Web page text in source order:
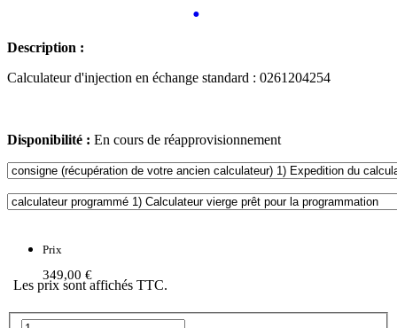
•
Description :
Calculateur d'injection en échange standard : 0261204254
Disponibilité : En cours de réapprovisionnement
Prix
349,00 €
Les prix sont affichés TTC.